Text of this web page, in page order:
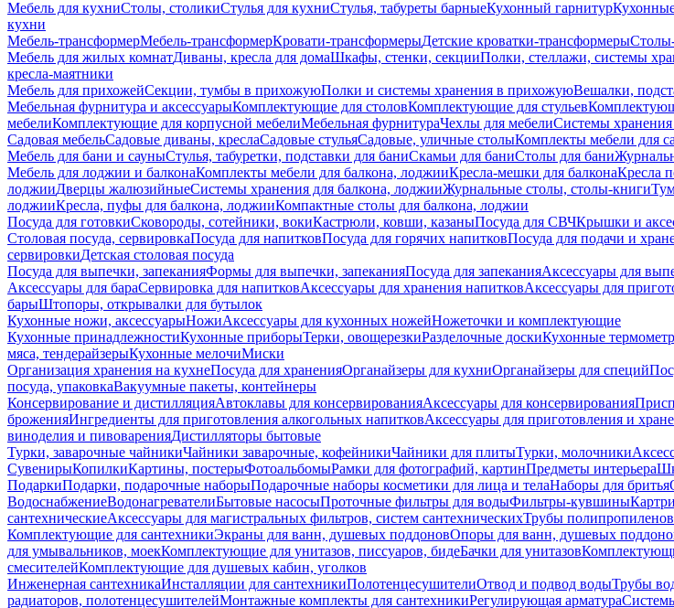
Мебель для кухниСтолы, столикиСтулья для кухниСтулья, табуреты барныеКухонный гарнитур
кухни
Мебель-трансформерМебель-трансформерКровати-трансформерыДетские кроватки-трансформеры
Мебель для жилых комнатДиваны, кресла для домаШкафы, стенки, секцииПолки, стеллажи, системы
кресла-маятники
Мебель для прихожейСекции, тумбы в прихожуюПолки и системы хранения в прихожуюВешалки,
Мебельная фурнитура и аксессуарыКомплектующие для столовКомплектующие для стульев
мебелиКомплектующие для корпусной мебелиМебельная фурнитураЧехлы для мебелиСистемы
Садовая мебельСадовые диваны, креслаСадовые стульяСадовые, уличные столыКомплекты мебели для
Мебель для бани и сауныСтулья, табуретки, подставки для баниСкамьи для баниСтолы для бани
Мебель для лоджии и балконаКомплекты мебели для балкона, лоджииКресла-мешки для балконаКресла
лоджииДверцы жалюзийныеСистемы хранения для балкона, лоджииЖурнальные столы, столы-книги
лоджииКресла, пуфы для балкона, лоджииКомпактные столы для балкона, лоджии
Посуда для готовкиСковороды, сотейники, вокиКастрюли, ковши, казаныПосуда для СВЧКрышки и
Столовая посуда, сервировкаПосуда для напитковПосуда для горячих напитковПосуда для подачи и
сервировкиДетская столовая посуда
Посуда для выпечки, запеканияФормы для выпечки, запеканияПосуда для запеканияАксессуары для
Аксессуары для бараСервировка для напитковАксессуары для хранения напитковАксессуары для
барыШтопоры, открывалки для бутылок
Кухонные ножи, аксессуарыНожиАксессуары для кухонных ножейНожеточки и комплектующие
Кухонные принадлежностиКухонные приборыТерки, овощерезкиРазделочные доскиКухонные
мяса, тендерайзерыКухонные мелочиМиски
Организация хранения на кухнеПосуда для храненияОрганайзеры для кухниОрганайзеры для специй
посуда, упаковкаВакуумные пакеты, контейнеры
Консервирование и дистилляцияАвтоклавы для консервированияАксессуары для консервирования
броженияИнгредиенты для приготовления алкогольных напитковАксессуары для приготовления и
виноделия и пивоваренияДистилляторы бытовые
Турки, заварочные чайникиЧайники заварочные, кофейникиЧайники для плитыТурки, молочники
СувенирыКопилкиКартины, постерыФотоальбомыРамки для фотографий, картинПредметы интерьера
ПодаркиПодарки, подарочные наборыПодарочные наборы косметики для лица и телаНаборы для бритья
ВодоснабжениеВодонагревателиБытовые насосыПроточные фильтры для водыФильтры-кувшины
сантехническиеАксессуары для магистральных фильтров, систем сантехническихТрубы
Комплектующие для сантехникиЭкраны для ванн, душевых поддоновОпоры для ванн, душевых
для умывальников, моекКомплектующие для унитазов, писсуаров, бидеБачки для унитазов
смесителейКомплектующие для душевых кабин, уголков
Инженерная сантехникаИнсталляции для сантехникиПолотенцесушителиОтвод и подвод водыТрубы
радиаторов, полотенцесушителейМонтажные комплекты для сантехникиРегулирующая арматура